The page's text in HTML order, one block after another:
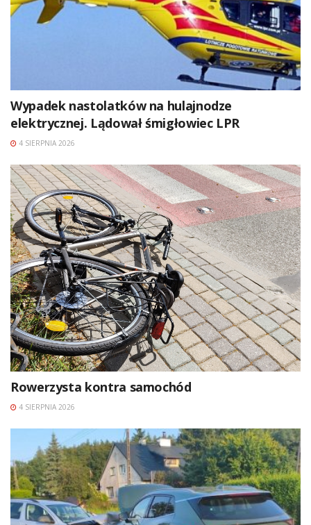
Wypadek nastolatków na hulajnodze
elektrycznej. Lądował śmigłowiec LPR
4 SIERPNIA 2026
Rowerzysta kontra samochód
4 SIERPNIA 2026